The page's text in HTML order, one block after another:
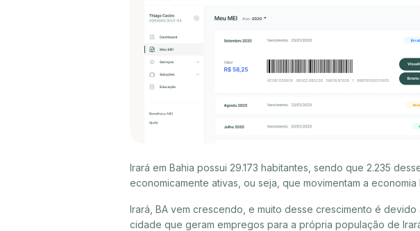
Irará em Bahia possui 29.173 habitantes, sendo que 2.235
economicamente ativas, ou seja, que movimentam a economia
Irará, BA vem crescendo, e muito desse crescimento é devido
cidade que geram empregos para a própria população de